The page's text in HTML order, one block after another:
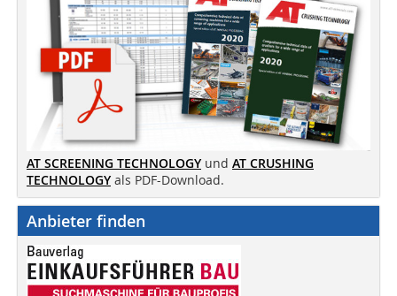
AT SCREENING TECHNOLOGY und AT CRUSHING
TECHNOLOGY als PDF-Download.
Anbieter finden